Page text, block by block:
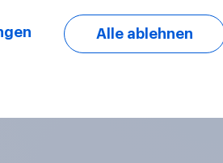
Alle ablehnen